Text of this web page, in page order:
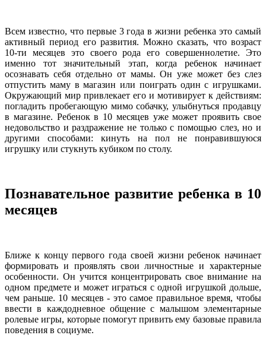
Всем известно, что первые 3 года в жизни ребенка это самый
активный период его развития. Можно сказать, что возраст
10-ти месяцев это своего рода его совершеннолетие. Это
именно тот значительный этап, когда ребенок начинает
осознавать себя отдельно от мамы. Он уже может без слез
отпустить маму в магазин или поиграть один с игрушками.
Окружающий мир привлекает его и мотивирует к действиям:
погладить пробегающую мимо собачку, улыбнуться продавцу
в магазине. Ребенок в 10 месяцев уже может проявить свое
недовольство и раздражение не только с помощью слез, но и
другими способами: кинуть на пол не понравившуюся
игрушку или стукнуть кубиком по столу.
Познавательное развитие ребенка в 10
месяцев
Ближе к концу первого года своей жизни ребенок начинает
формировать и проявлять свои личностные и характерные
особенности. Он учится концентрировать свое внимание на
одном предмете и может играться с одной игрушкой дольше,
чем раньше. 10 месяцев - это самое правильное время, чтобы
ввести в каждодневное общение с малышом элементарные
ролевые игры, которые помогут привить ему базовые правила
поведения в социуме.